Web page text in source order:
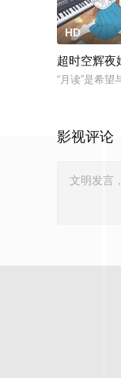
HD
超时空辉夜
“月读”是希
影视评论